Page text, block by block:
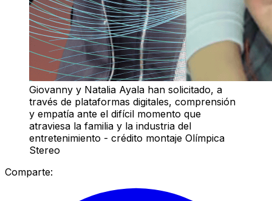
Giovanny y Natalia Ayala han solicitado, a
través de plataformas digitales, comprensión
y empatía ante el difícil momento que
atraviesa la familia y la industria del
entretenimiento - crédito montaje Olímpica
Stereo
Comparte: